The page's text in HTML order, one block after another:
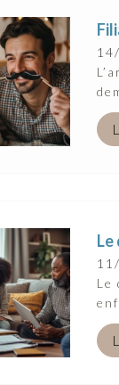
Le